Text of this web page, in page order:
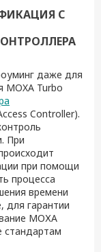
С
даже для
MOXA Turbo
Controller).
При
при помощи
процесса
времени
для гарантии
МОХА
стандартам